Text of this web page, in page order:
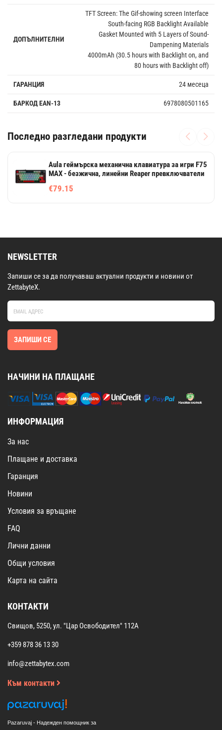
ДОПЪЛНИТЕЛНИ
TFT Screen: The Gif-showing screen Interface
South-facing RGB Backlight Available
Gasket Mounted with 5 Layers of Sound-
Dampening Materials
4000mAh (30.5 hours with Backlight on, and
80 hours with Backlight off)
ГАРАНЦИЯ 24 месеца
БАРКОД EAN-13 6978080501165
Последно разгледани продукти
Aula геймърска механична клавиатура за игри F75
MAX - безжична, линейни Reaper превключватели
€79.15
NEWSLETTER
Запиши се за да получаваш актуални продукти и новини от
ZettabyteX.
ЗАПИШИ СЕ
НАЧИНИ НА ПЛАЩАНЕ
ИНФОРМАЦИЯ
За нас
Плащане и доставка
Гаранция
Новини
Условия за връщане
FAQ
Лични данни
Общи условия
Карта на сайта
КОНТАКТИ
Свищов, 5250, ул. "Цар Освободител" 112А
+359 878 36 13 30
info@zettabytex.com
Към контакти
Pazaruvaj - Надежден помощник за